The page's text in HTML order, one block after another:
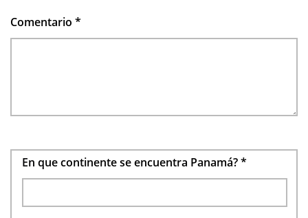
Comentario *
En que continente se encuentra Panamá?*